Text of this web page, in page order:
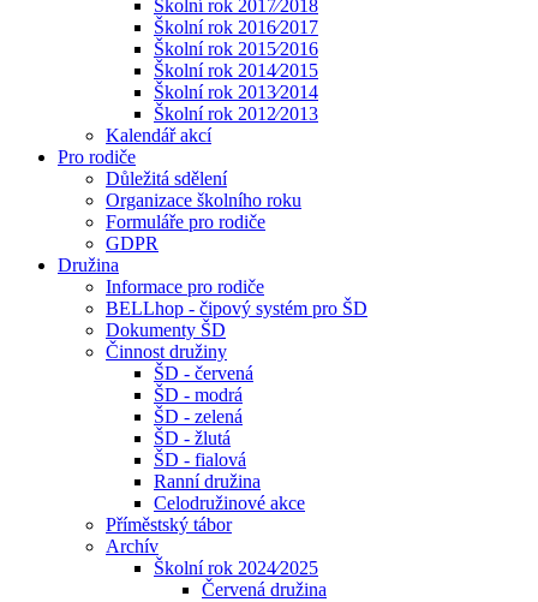
Školní rok 2017⁄2018
Školní rok 2016⁄2017
Školní rok 2015⁄2016
Školní rok 2014⁄2015
Školní rok 2013⁄2014
Školní rok 2012⁄2013
Kalendář akcí
Pro rodiče
Důležitá sdělení
Organizace školního roku
Formuláře pro rodiče
GDPR
Družina
Informace pro rodiče
BELLhop - čipový systém pro ŠD
Dokumenty ŠD
Činnost družiny
ŠD - červená
ŠD - modrá
ŠD - zelená
ŠD - žlutá
ŠD - fialová
Ranní družina
Celodružinové akce
Příměstský tábor
Archív
Školní rok 2024⁄2025
Červená družina